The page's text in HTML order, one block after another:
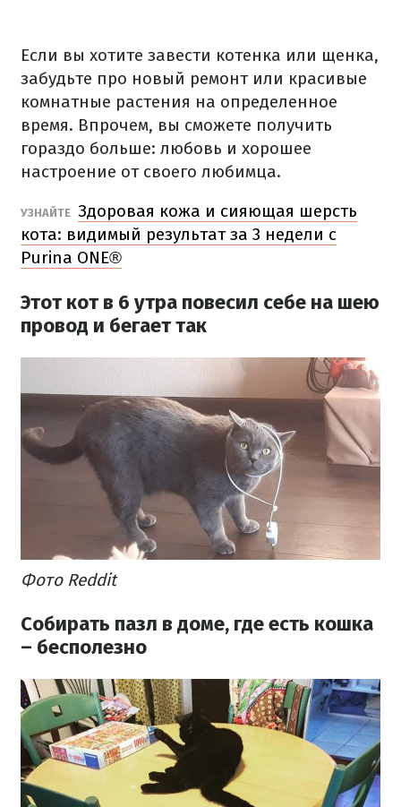
Если вы хотите завести котенка или щенка,
забудьте про новый ремонт или красивые
комнатные растения на определенное
время. Впрочем, вы сможете получить
гораздо больше: любовь и хорошее
настроение от своего любимца.
УЗНАЙТЕ Здоровая кожа и сияющая шерсть
кота: видимый результат за 3 недели с
Purina ONE®
Этот кот в 6 утра повесил себе на шею
провод и бегает так
Фото Reddit
Собирать пазл в доме, где есть кошка
– бесполезно